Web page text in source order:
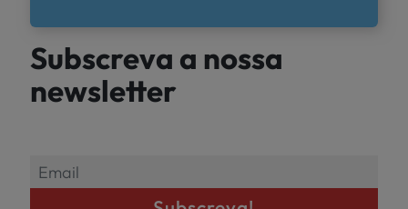
Subscreva a nossa
newsletter